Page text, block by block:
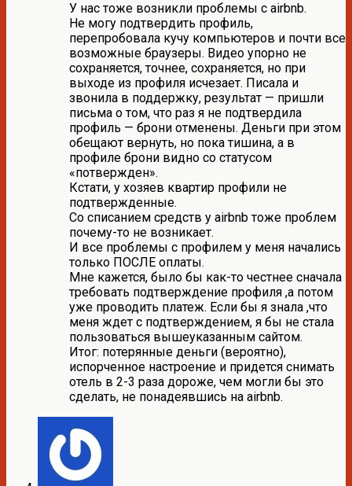
У нас тоже возникли проблемы с airbnb.
Не могу подтвердить профиль,
перепробовала кучу компьютеров и почти все
возможные браузеры. Видео упорно не
сохраняется, точнее, сохраняется, но при
выходе из профиля исчезает. Писала и
звонила в поддержку, результат — пришли
письма о том, что раз я не подтвердила
профиль — брони отменены. Деньги при этом
обещают вернуть, но пока тишина, а в
профиле брони видно со статусом
«потвержден».
Кстати, у хозяев квартир профили не
подтвержденные.
Со списанием средств у airbnb тоже проблем
почему-то не возникает.
И все проблемы с профилем у меня начались
только ПОСЛЕ оплаты.
Мне кажется, было бы как-то честнее сначала
требовать подтверждение профиля ,а потом
уже проводить платеж. Если бы я знала ,что
меня ждет с подтверждением, я бы не стала
пользоваться вышеуказанным сайтом.
Итог: потерянные деньги (вероятно),
испорченное настроение и придется снимать
отель в 2-3 раза дороже, чем могли бы это
сделать, не понадеявшись на airbnb.